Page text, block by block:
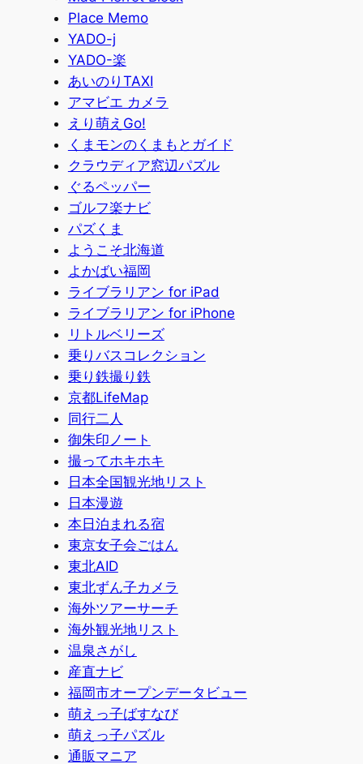
Place Memo
YADO-j
YADO-楽
あいのりTAXI
アマビエ カメラ
えり萌えGo!
くまモンのくまもとガイド
クラウディア窓辺パズル
ぐるペッパー
ゴルフ楽ナビ
パズくま
ようこそ北海道
よかばい福岡
ライブラリアン for iPad
ライブラリアン for iPhone
リトルベリーズ
乗りバスコレクション
乗り鉄撮り鉄
京都LifeMap
同行二人
御朱印ノート
撮ってホキホキ
日本全国観光地リスト
日本漫遊
本日泊まれる宿
東京女子会ごはん
東北AID
東北ずん子カメラ
海外ツアーサーチ
海外観光地リスト
温泉さがし
産直ナビ
福岡市オープンデータビュー
萌えっ子ばすなび
萌えっ子パズル
通販マニア